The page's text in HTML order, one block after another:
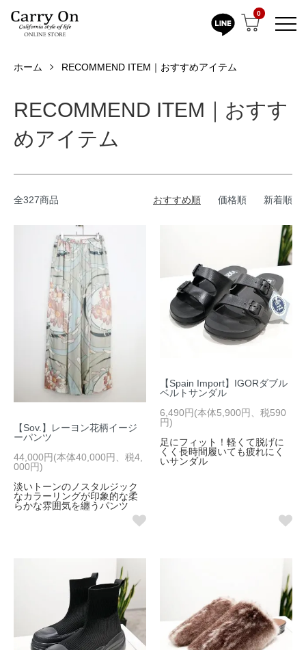
0
ホーム RECOMMEND ITEM｜おすすめアイテム
RECOMMEND ITEM｜おすす
めアイテム
全327商品 おすすめ順 価格順 新着順
【Sov.】レーヨン花柄イージ
ーパンツ
44,000円(本体40,000円、税4,
000円)
淡いトーンのノスタルジック
なカラーリングが印象的な柔
らかな雰囲気を纏うパンツ
【Spain Import】IGORダブル
ベルトサンダル
6,490円(本体5,900円、税590
円)
足にフィット！軽くて脱げに
くく長時間履いても疲れにく
いサンダル